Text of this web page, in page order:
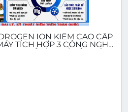
ION KIỀM CAO CẤP
TÍCH HỢP 3 CÔNG NGHỆ